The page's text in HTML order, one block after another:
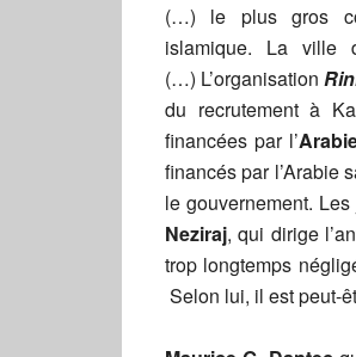
(…) le plus gros
islamique. La ville
(…) L’organisation
du recrutement à
financées par l’
financés par l’Arabie
le gouvernement.
Neziraj, qui dirige
trop longtemps
Selon lui, il est peut-